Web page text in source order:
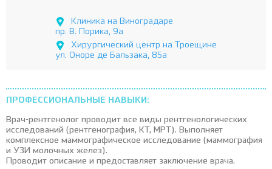
Клиника на Виноградаре
пр. В. Порика, 9а
Хирургический центр на Троещине
ул. Оноре де Бальзака, 85а
ПРОФЕССИОНАЛЬНЫЕ НАВЫКИ:
Врач-рентгенолог проводит все виды рентгенологических
исследований (рентгенография, КТ, МРТ). Выполняет
комплексное маммографическое исследование (маммография
и УЗИ молочных желез).
Проводит описание и предоставляет заключение врача.